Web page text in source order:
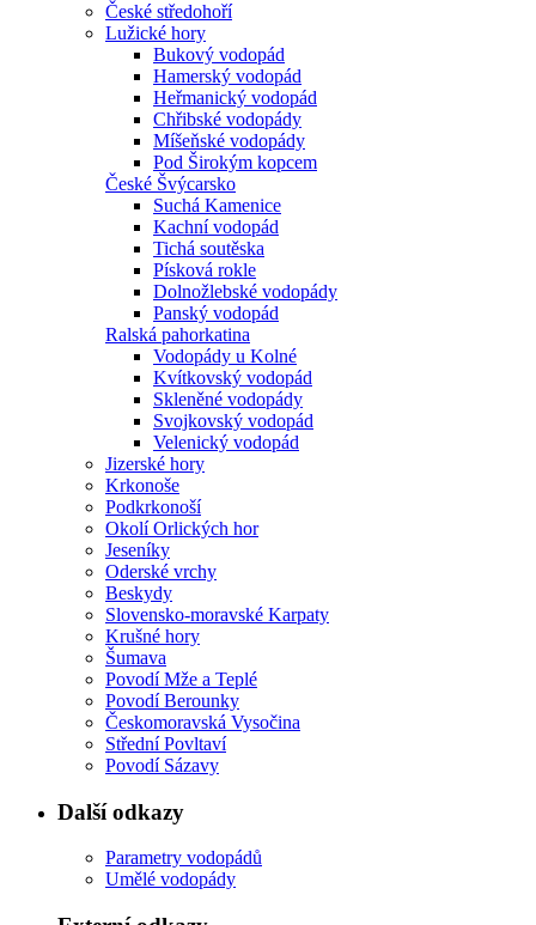
České středohoří
Lužické hory
Bukový vodopád
Hamerský vodopád
Heřmanický vodopád
Chřibské vodopády
Míšeňské vodopády
Pod Širokým kopcem
České Švýcarsko
Suchá Kamenice
Kachní vodopád
Tichá soutěska
Písková rokle
Dolnožlebské vodopády
Panský vodopád
Ralská pahorkatina
Vodopády u Kolné
Kvítkovský vodopád
Skleněné vodopády
Svojkovský vodopád
Velenický vodopád
Jizerské hory
Krkonoše
Podkrkonoší
Okolí Orlických hor
Jeseníky
Oderské vrchy
Beskydy
Slovensko-moravské Karpaty
Krušné hory
Šumava
Povodí Mže a Teplé
Povodí Berounky
Českomoravská Vysočina
Střední Povltaví
Povodí Sázavy
Další odkazy
Parametry vodopádů
Umělé vodopády